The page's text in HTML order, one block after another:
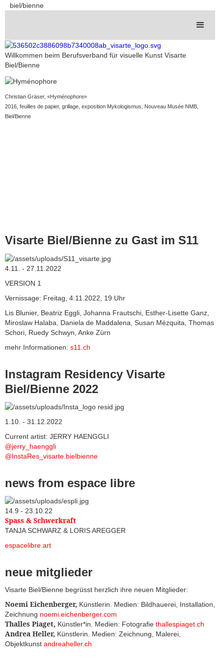
biel/bienne
Willkommen beim Berufsverband für visuelle Kunst Visarte
Biel/Bienne
Christian Gräser, «Hyménophore»
2016, feuilles de papier, grillage, exposition Mykologismus, Nouveau Musée NMB,
Biel/Bienne
Visarte Biel/Bienne zu Gast im S11
4.11. - 27.11.2022
VERSION 1
Vernissage: Freitag, 4.11.2022, 19 Uhr
Lis Blunier, Beatriz Eggli, Johanna Frautschi, Esther-Lisette Ganz,
Miroslaw Halaba, Daniela de Maddalena, Susan Mézquita, Thomas
Schori, Ruedy Schwyn, Anke Zürn
mehr Informationen: s11.ch
Instagram Residency Visarte
Biel/Bienne 2022
1.10. - 31.12.2022
Current artist: JERRY HAENGGLI
@jerry_haenggli
@InstaRes_visarte.bielbienne
news from espace libre
14.9 - 23.10.22
Spass & Schwerkraft
TANJA SCHWARZ & LORIS AREGGER
espacelibre.art
neue mitglieder
Visarte Biel/Bienne begrüsst herzlich ihre neuen Mitglieder:
Noemi Eichenberger, Künstlerin. Medien: Bildhauerei, Installation,
Zeichnung noemi.eichenberger.com
Thalles Piaget, Künstler*in. Medien: Fotografie thallespiaget.ch
Andrea Heller, Künstlerin. Medien: Zeichnung, Malerei,
Objektkunst andreaheller.ch